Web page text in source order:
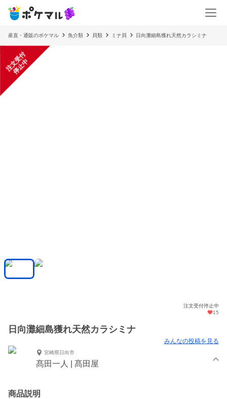
産直・通販のポケマル 魚介類 貝類 ミナ貝 日向灘細島獲れ天然カラシミナ
注
文
受
付
停
止
中
注文受付停止中
15
日向灘細島獲れ天然カラシミナ
みんなの投稿を見る
宮崎県日向市
髙田一人 | 髙田屋
商品説明